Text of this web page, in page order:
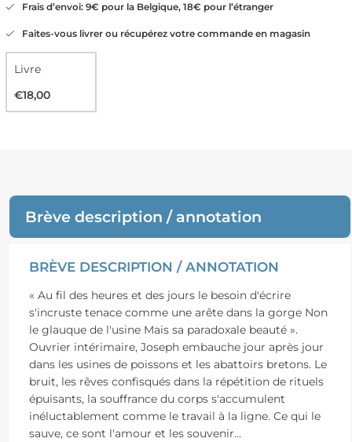
Frais d’envoi: 9€ pour la Belgique, 18€ pour l’étranger
Faites-vous livrer ou récupérez votre commande en magasin
Livre
€18,00
Brève description / annotation
BRÈVE DESCRIPTION / ANNOTATION
« Au fil des heures et des jours le besoin d'écrire
s'incruste tenace comme une arête dans la gorge Non
le glauque de l'usine Mais sa paradoxale beauté ».
Ouvrier intérimaire, Joseph embauche jour après jour
dans les usines de poissons et les abattoirs bretons. Le
bruit, les rêves confisqués dans la répétition de rituels
épuisants, la souffrance du corps s'accumulent
inéluctablement comme le travail à la ligne. Ce qui le
sauve, ce sont l'amour et les souvenir...